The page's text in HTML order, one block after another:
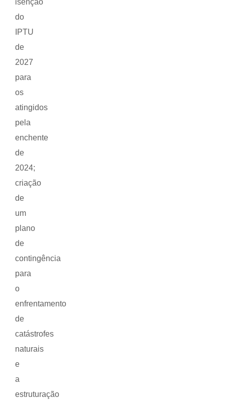
do
IPTU
de
2027
para
os
atingidos
pela
enchente
de
2024;
criação
de
um
plano
de
contingência
para
o
enfrentamento
de
catástrofes
naturais
e
a
estruturação